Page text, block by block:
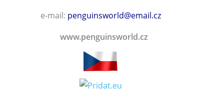
e-mail: penguinsworld@email.cz
www.penguinsworld.cz